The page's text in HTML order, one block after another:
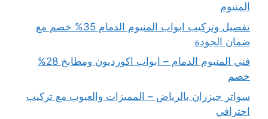
المنيوم
تفصيل وتركيب ابواب المنيوم الدمام 35% خصم مع
ضمان الجودة
فني المنيوم الدمام – ابواب اكورديون ومطابخ 28%
خصم
سواتر خيزران بالرياض – المميزات والعيوب مع تركيب
احترافي